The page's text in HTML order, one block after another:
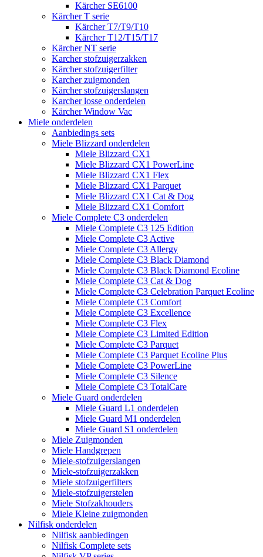
Kärcher SE6100
Kärcher T serie
Kärcher T7/T9/T10
Kärcher T12/T15/T17
Kärcher NT serie
Karcher stofzuigerzakken
Kärcher stofzuigerfilter
Karcher zuigmonden
Kärcher stofzuigerslangen
Karcher losse onderdelen
Kärcher Window Vac
Miele onderdelen
Aanbiedings sets
Miele Blizzard onderdelen
Miele Blizzard CX1
Miele Blizzard CX1 PowerLine
Miele Blizzard CX1 Flex
Miele Blizzard CX1 Parquet
Miele Blizzard CX1 Cat & Dog
Miele Blizzard CX1 Comfort
Miele Complete C3 onderdelen
Miele Complete C3 125 Edition
Miele Complete C3 Active
Miele Complete C3 Allergy
Miele Complete C3 Black Diamond
Miele Complete C3 Black Diamond Ecoline
Miele Complete C3 Cat & Dog
Miele Complete C3 Celebration Parquet Ecoline​
Miele Complete C3 Comfort
Miele Complete C3 Excellence
Miele Complete C3 Flex
Miele Complete C3 Limited Edition
Miele Complete C3 Parquet
Miele Complete C3 Parquet Ecoline Plus
Miele Complete C3 PowerLine
Miele Complete C3 Silence
Miele Complete C3 TotalCare
Miele Guard onderdelen
Miele Guard L1 onderdelen
Miele Guard M1 onderdelen
Miele Guard S1 onderdelen
Miele Zuigmonden
Miele Handgrepen
Miele-stofzuigerslangen
Miele-stofzuigerzakken
Miele stofzuigerfilters
Miele-stofzuigerstelen
Miele Stofzakhouders
Miele Kleine zuigmonden
Nilfisk onderdelen
Nilfisk aanbiedingen
Nilfisk Complete sets